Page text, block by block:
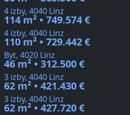
4 izby, 4040 Linz
114 m² • 749.574 €
4 izby, 4040 Linz
110 m² • 729.442 €
Byt, 4020 Linz
46 m² • 312.500 €
3 izby, 4040 Linz
62 m² • 421.430 €
3 izby, 4040 Linz
62 m² • 427.720 €